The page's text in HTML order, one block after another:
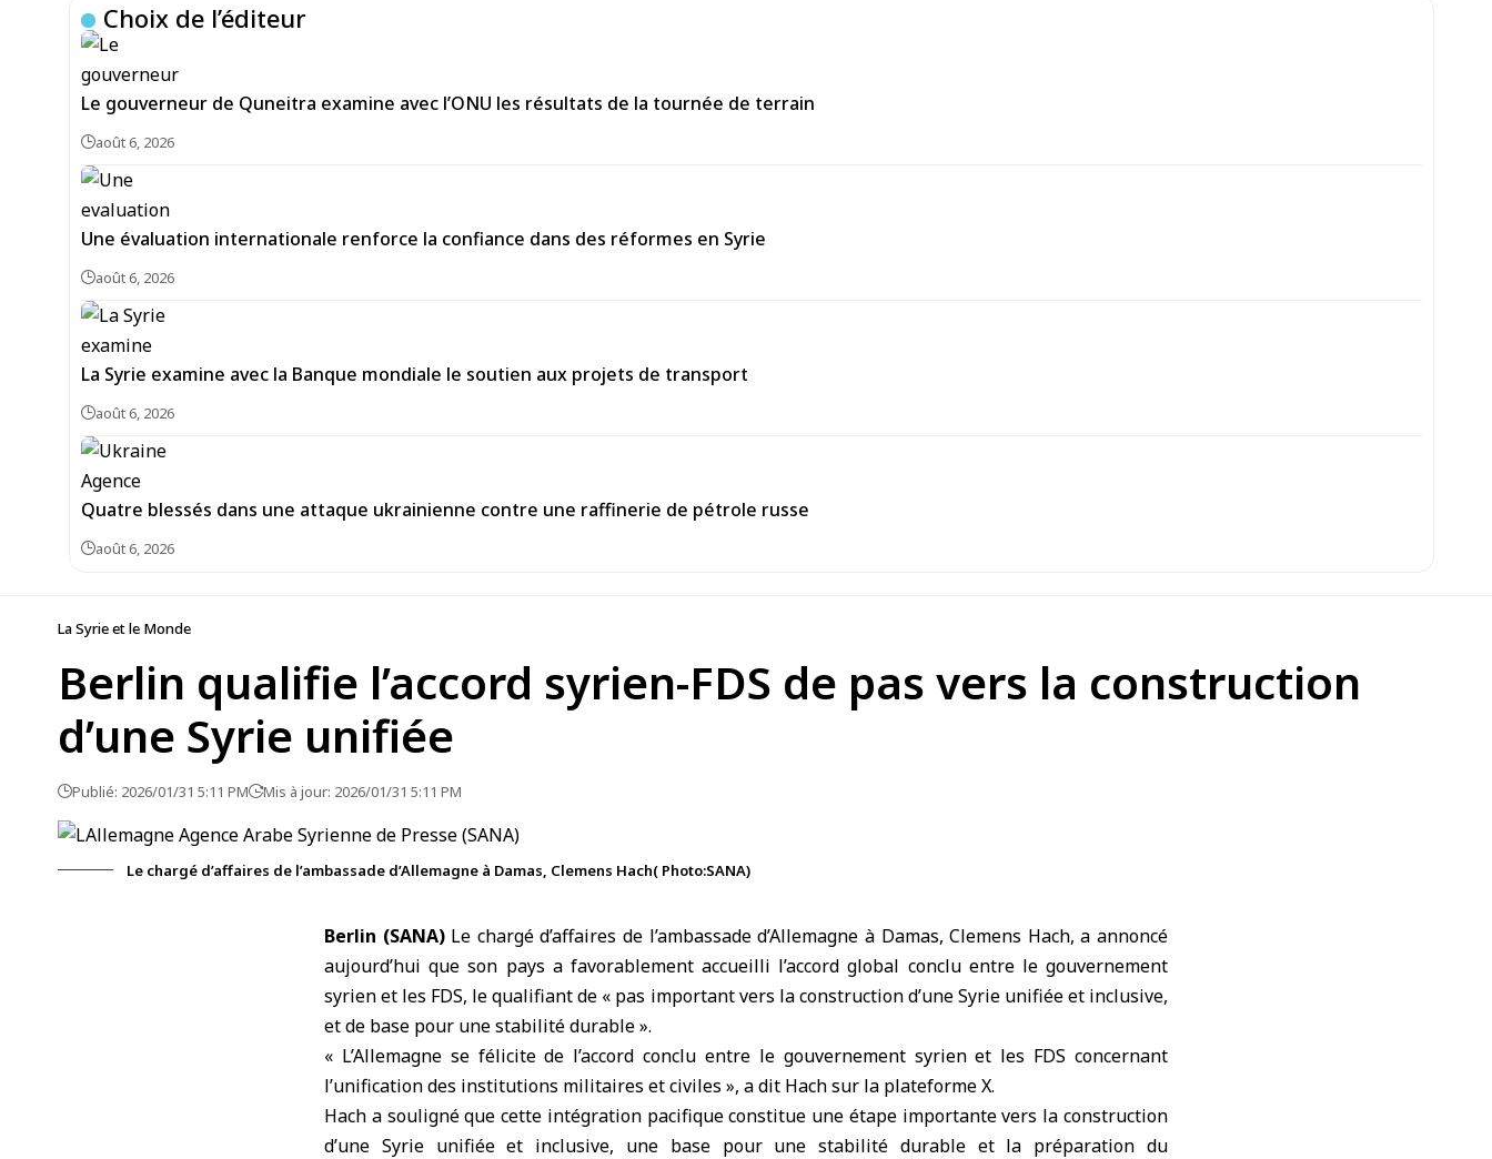
Choix de l’éditeur
Le gouverneur de Quneitra examine avec l’ONU les résultats de la tournée de terrain
août 6, 2026
Une évaluation internationale renforce la confiance dans des réformes en Syrie
août 6, 2026
La Syrie examine avec la Banque mondiale le soutien aux projets de transport
août 6, 2026
Quatre blessés dans une attaque ukrainienne contre une raffinerie de pétrole russe
août 6, 2026
La Syrie et le Monde
Berlin qualifie l’accord syrien-FDS de pas vers la construction
d’une Syrie unifiée
Publié: 2026/01/31 5:11 PM Mis à jour: 2026/01/31 5:11 PM
Le chargé d’affaires de l’ambassade d’Allemagne à Damas, Clemens Hach( Photo:SANA)
Berlin (SANA) Le chargé d’affaires de l’ambassade d’Allemagne à Damas, Clemens Hach, a annoncé
aujourd’hui que son pays a favorablement accueilli l’accord global conclu entre le gouvernement
syrien et les FDS, le qualifiant de « pas important vers la construction d’une Syrie unifiée et inclusive,
et de base pour une stabilité durable ».
« L’Allemagne se félicite de l’accord conclu entre le gouvernement syrien et les FDS concernant
l’unification des institutions militaires et civiles », a dit Hach sur la plateforme X.
Hach a souligné que cette intégration pacifique constitue une étape importante vers la construction
d’une Syrie unifiée et inclusive, une base pour une stabilité durable et la préparation du